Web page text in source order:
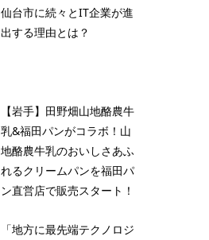
仙台市に続々とIT企業が進
出する理由とは？
【岩手】田野畑山地酪農牛
乳&福田パンがコラボ！山
地酪農牛乳のおいしさあふ
れるクリームパンを福田パ
ン直営店で販売スタート！
「地方に最先端テクノロジ